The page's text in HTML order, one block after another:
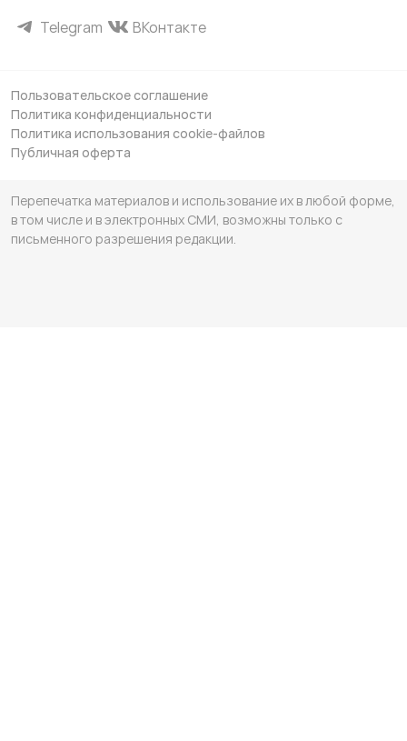
Telegram ВКонтакте
Пользовательское соглашение
Политика конфиденциальности
Политика использования cookie-файлов
Публичная оферта
Перепечатка материалов и использование их в любой форме,
в том числе и в электронных СМИ, возможны только с
письменного разрешения редакции.